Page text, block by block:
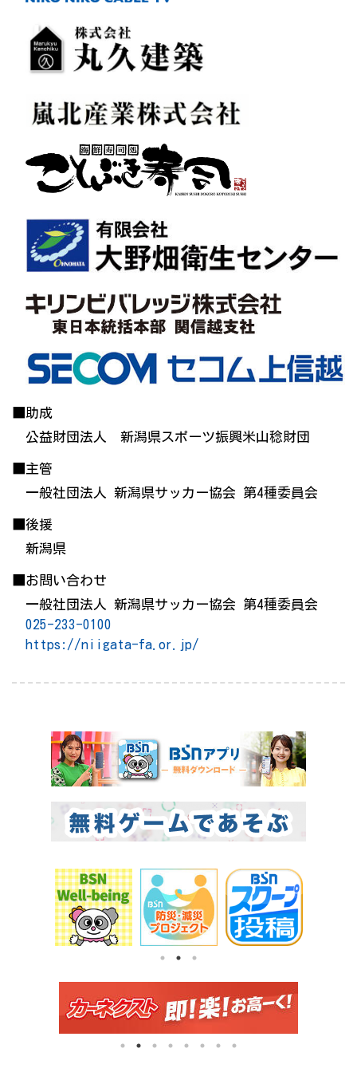
■助成
公益財団法人 新潟県スポーツ振興米山稔財団
■主管
一般社団法人 新潟県サッカー協会 第4種委員会
■後援
新潟県
■お問い合わせ
一般社団法人 新潟県サッカー協会 第4種委員会
025-233-0100
https://niigata-fa.or.jp/